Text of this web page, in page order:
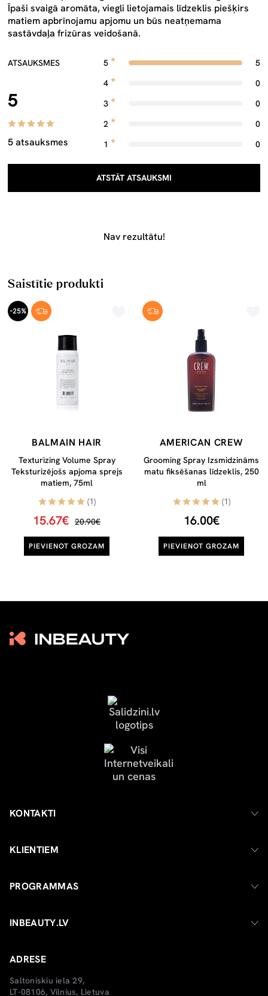
Īpaši svaigā aromāta, viegli lietojamais līdzeklis piešķirs
matiem apbrīnojamu apjomu un būs neatņemama
sastāvdaļa frizūras veidošanā.
ATSAUKSMES
5
5 atsauksmes
5
5
4
0
3
0
2
0
1
0
ATSTĀT ATSAUKSMI
Nav rezultātu!
Saistītie produkti
-25%
BALMAIN HAIR
Texturizing Volume Spray
Teksturizējošs apjoma sprejs
matiem, 75ml
(1)
15.67€ 20.90€
PIEVIENOT GROZAM
AMERICAN CREW
Grooming Spray Izsmidzināms
matu fiksēšanas līdzeklis, 250
ml
(1)
16.00€
PIEVIENOT GROZAM
KONTAKTI
KLIENTIEM
PROGRAMMAS
INBEAUTY.LV
ADRESE
Saltoniskiu iela 29,
LT-08106, Vilnius, Lietuva